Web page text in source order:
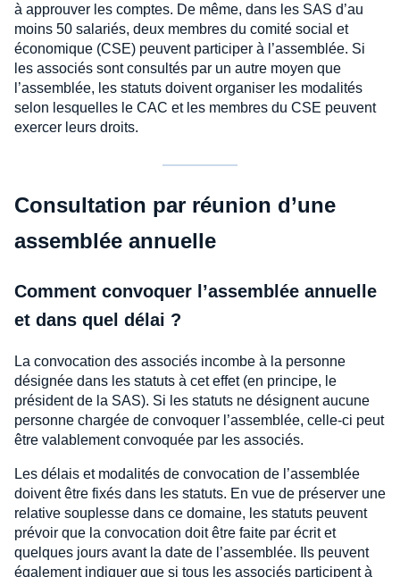
à approuver les comptes. De même, dans les SAS d’au
moins 50 salariés, deux membres du comité social et
économique (CSE) peuvent participer à l’assemblée. Si
les associés sont consultés par un autre moyen que
l’assemblée, les statuts doivent organiser les modalités
selon lesquelles le CAC et les membres du CSE peuvent
exercer leurs droits.
Consultation par réunion d’une
assemblée annuelle
Comment convoquer l’assemblée annuelle
et dans quel délai ?
La convocation des associés incombe à la personne
désignée dans les statuts à cet effet (en principe, le
président de la SAS). Si les statuts ne désignent aucune
personne chargée de convoquer l’assemblée, celle-ci peut
être valablement convoquée par les associés.
Les délais et modalités de convocation de l’assemblée
doivent être fixés dans les statuts. En vue de préserver une
relative souplesse dans ce domaine, les statuts peuvent
prévoir que la convocation doit être faite par écrit et
quelques jours avant la date de l’assemblée. Ils peuvent
également indiquer que si tous les associés participent à